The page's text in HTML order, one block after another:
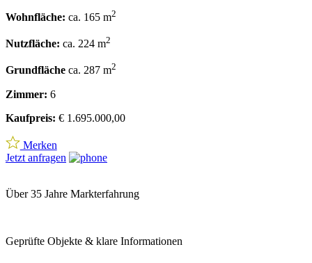
Wohnfläche: ca. 165 m2
Nutzfläche: ca. 224 m2
Grundfläche ca. 287 m2
Zimmer: 6
Kaufpreis: € 1.695.000,00
Merken
Jetzt anfragen
Über 35 Jahre Markterfahrung
Geprüfte Objekte & klare Informationen